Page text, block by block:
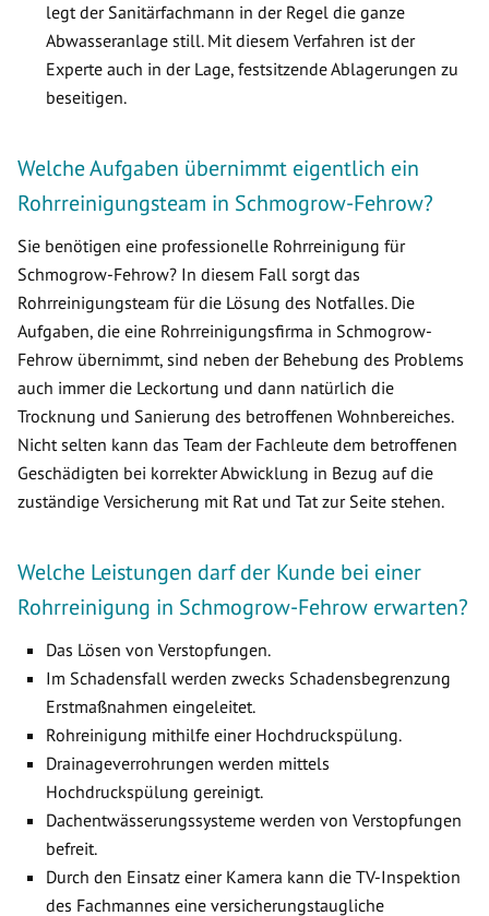
legt der Sanitärfachmann in der Regel die ganze
Abwasseranlage still. Mit diesem Verfahren ist der
Experte auch in der Lage, festsitzende Ablagerungen zu
beseitigen.
Welche Aufgaben übernimmt eigentlich ein
Rohrreinigungsteam in Schmogrow-Fehrow?
Sie benötigen eine professionelle Rohrreinigung für
Schmogrow-Fehrow? In diesem Fall sorgt das
Rohrreinigungsteam für die Lösung des Notfalles. Die
Aufgaben, die eine Rohrreinigungsfirma in Schmogrow-
Fehrow übernimmt, sind neben der Behebung des Problems
auch immer die Leckortung und dann natürlich die
Trocknung und Sanierung des betroffenen Wohnbereiches.
Nicht selten kann das Team der Fachleute dem betroffenen
Geschädigten bei korrekter Abwicklung in Bezug auf die
zuständige Versicherung mit Rat und Tat zur Seite stehen.
Welche Leistungen darf der Kunde bei einer
Rohrreinigung in Schmogrow-Fehrow erwarten?
Das Lösen von Verstopfungen.
Im Schadensfall werden zwecks Schadensbegrenzung
Erstmaßnahmen eingeleitet.
Rohreinigung mithilfe einer Hochdruckspülung.
Drainageverrohrungen werden mittels
Hochdruckspülung gereinigt.
Dachentwässerungssysteme werden von Verstopfungen
befreit.
Durch den Einsatz einer Kamera kann die TV-Inspektion
des Fachmannes eine versicherungstaugliche